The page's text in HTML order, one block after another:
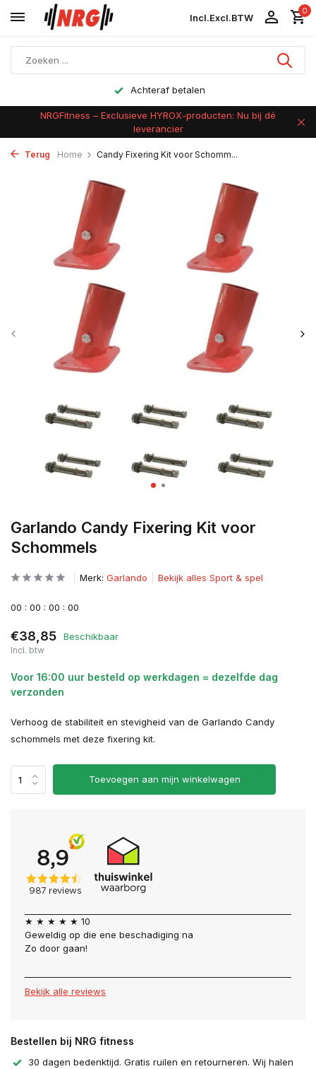
Incl.Excl.BTW
0
Achteraf betalen
NRGFitness – Exclusieve HYROX-producten: Nu bij dé
leverancier
Terug Home Candy Fixering Kit voor Schomm...
Garlando Candy Fixering Kit voor
Schommels
Merk: Garlando Bekijk alles Sport & spel
00 : 00 : 00 : 00
€38,85 Beschikbaar
Incl. btw
Voor 16:00 uur besteld op werkdagen = dezelfde dag
verzonden
Verhoog de stabiliteit en stevigheid van de Garlando Candy
schommels met deze fixering kit.
Toevoegen aan mijn winkelwagen
★ ★ ★ ★ ★ 10
Geweldig op die ene beschadiging na
Zo door gaan!
Bekijk alle reviews
Bestellen bij NRG fitness
30 dagen bedenktijd. Gratis ruilen en retourneren. Wij halen